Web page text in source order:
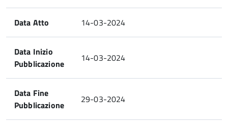
Data Atto 14-03-2024
Data Inizio
Pubblicazione
14-03-2024
Data Fine
Pubblicazione
29-03-2024